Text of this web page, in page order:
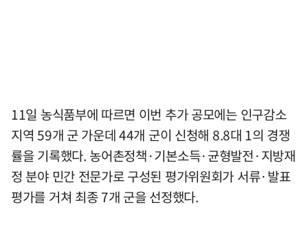
11일 농식품부에 따르면 이번 추가 공모에는 인구감소
지역 59개 군 가운데 44개 군이 신청해 8.8대 1의 경쟁
률을 기록했다. 농어촌정책·기본소득·균형발전·지방재
정 분야 민간 전문가로 구성된 평가위원회가 서류·발표
평가를 거쳐 최종 7개 군을 선정했다.